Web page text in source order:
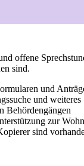
offene
sind.
und
und weiteres
Behördengängen
zur
sind